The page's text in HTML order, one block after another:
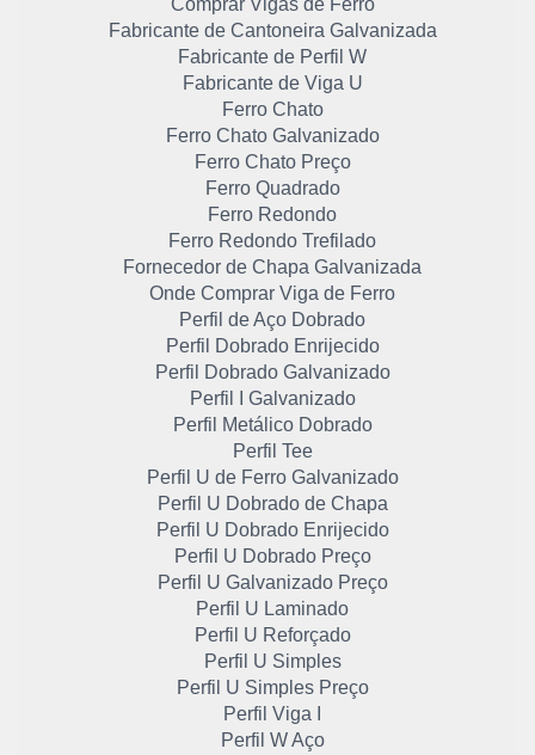
Comprar Vigas de Ferro
Fabricante de Cantoneira Galvanizada
Fabricante de Perfil W
Fabricante de Viga U
Ferro Chato
Ferro Chato Galvanizado
Ferro Chato Preço
Ferro Quadrado
Ferro Redondo
Ferro Redondo Trefilado
Fornecedor de Chapa Galvanizada
Onde Comprar Viga de Ferro
Perfil de Aço Dobrado
Perfil Dobrado Enrijecido
Perfil Dobrado Galvanizado
Perfil I Galvanizado
Perfil Metálico Dobrado
Perfil Tee
Perfil U de Ferro Galvanizado
Perfil U Dobrado de Chapa
Perfil U Dobrado Enrijecido
Perfil U Dobrado Preço
Perfil U Galvanizado Preço
Perfil U Laminado
Perfil U Reforçado
Perfil U Simples
Perfil U Simples Preço
Perfil Viga I
Perfil W Aço